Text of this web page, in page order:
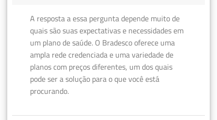
A resposta a essa pergunta depende muito de
quais são suas expectativas e necessidades em
um plano de saúde. O Bradesco oferece uma
ampla rede credenciada e uma variedade de
planos com preços diferentes, um dos quais
pode ser a solução para o que você está
procurando.